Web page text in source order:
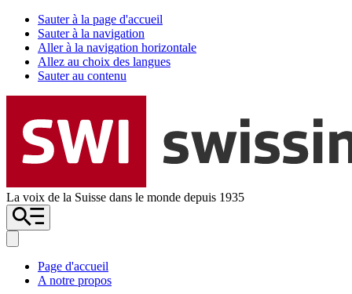
Sauter à la page d'accueil
Sauter à la navigation
Aller à la navigation horizontale
Allez au choix des langues
Sauter au contenu
La voix de la Suisse dans le monde depuis 1935
Page d'accueil
A notre propos